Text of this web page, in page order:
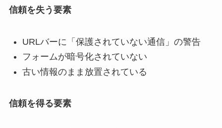
信頼を失う要素
URLバーに「保護されていない通信」の警告
フォームが暗号化されていない
古い情報のまま放置されている
信頼を得る要素